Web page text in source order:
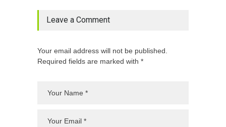
Leave a Comment
Your email address will not be published.
Required fields are marked with *